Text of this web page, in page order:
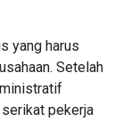
yang harus
Setelah
pekerja